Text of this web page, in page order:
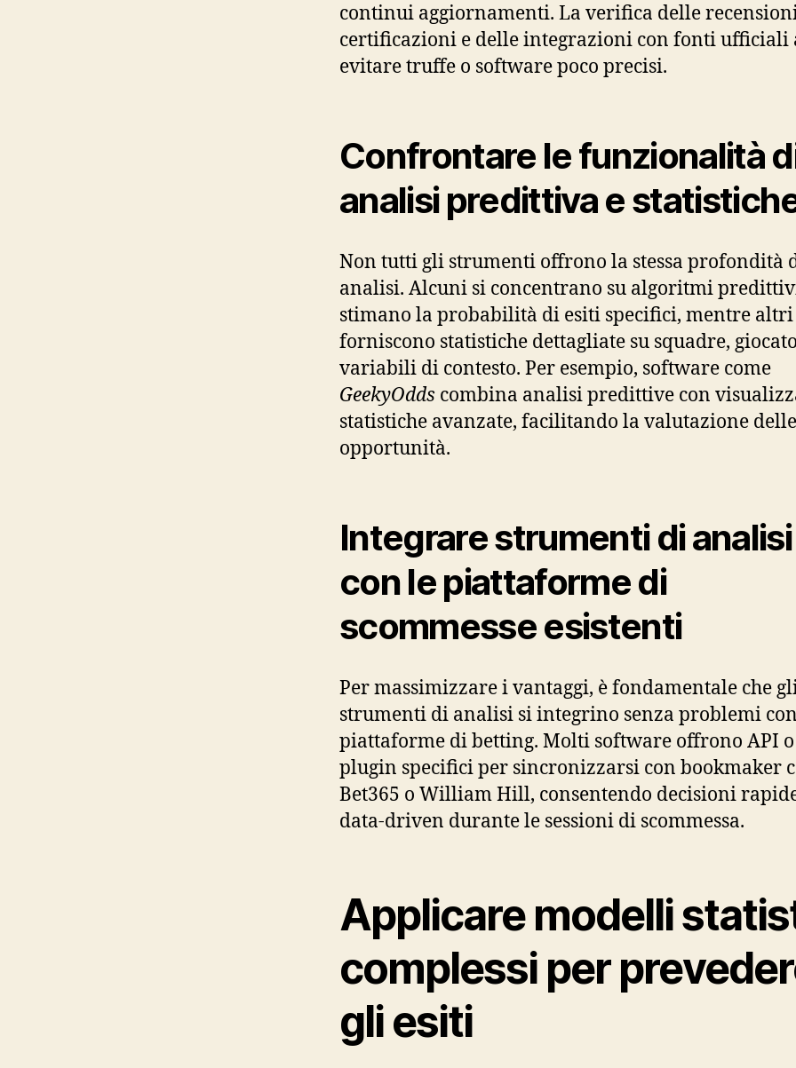
continui aggiornamenti. La verifica delle
certificazioni e delle integrazioni con fonti ufficiali
evitare truffe o software poco precisi.
Confrontare le funzionalità
analisi predittiva e
Non tutti gli strumenti offrono la stessa profondità
analisi. Alcuni si concentrano su algoritmi
stimano la probabilità di esiti specifici, mentre altri
forniscono statistiche dettagliate su squadre,
variabili di contesto. Per esempio, software come
GeekyOdds combina analisi predittive con
statistiche avanzate, facilitando la valutazione delle
opportunità.
Integrare strumenti di analisi
con le piattaforme di
scommesse esistenti
Per massimizzare i vantaggi, è fondamentale che
strumenti di analisi si integrino senza problemi
piattaforme di betting. Molti software offrono API o
plugin specifici per sincronizzarsi con bookmaker
Bet365 o William Hill, consentendo decisioni
data-driven durante le sessioni di scommessa.
Applicare modelli
complessi per
gli esiti